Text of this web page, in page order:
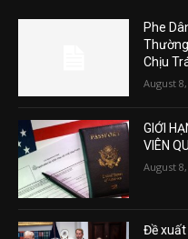
Phe
Chịu
August
GIỚI
VIÊN
August
Đề